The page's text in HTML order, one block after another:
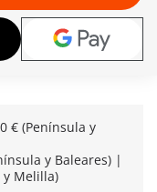
El mundo de los
la diversión como la
línea están
de materiales
€ (Península y
y Baleares) |
y Melilla)